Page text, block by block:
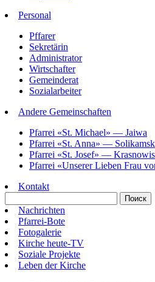
Personal
Pffarer
Sekretärin
Administrator
Wirtschafter
Gemeinderat
Sozialarbeiter
Andere Gemeinschaften
Pfarrei «St. Michael» — Jaiwa
Pfarrei «St. Anna» — Solikamsk
Pfarrei «St. Josef» —
Pfarrei «Unserer Lieben Frau
Kontakt
Nachrichten
Pfarrei-Bote
Fotogalerie
Kirche heute-TV
Soziale Projekte
Leben der Kirche